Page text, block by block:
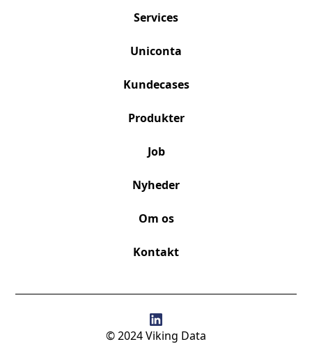
Services
Uniconta
Kundecases
Produkter
Job
Nyheder
Om os
Kontakt
© 2024 Viking Data